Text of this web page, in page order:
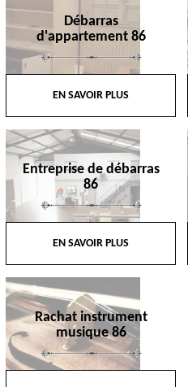
Débarras
d'appartement 86
EN SAVOIR PLUS
Entreprise de débarras
86
EN SAVOIR PLUS
Rachat instrument
musique 86